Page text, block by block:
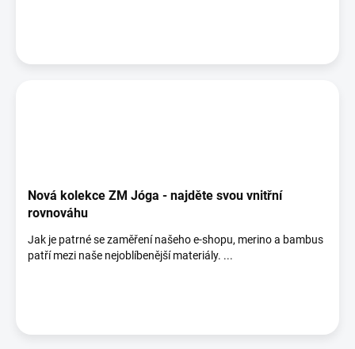
Nová kolekce ZM Jóga - najděte svou vnitřní
rovnováhu
Jak je patrné se zaměření našeho e-shopu, merino a bambus
patří mezi naše nejoblíbenější materiály. ...